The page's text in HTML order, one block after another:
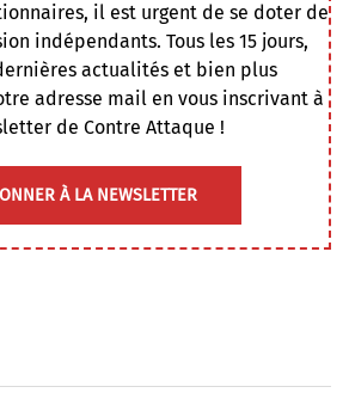
il est urgent de se doter de
indépendants. Tous les 15 jours,
actualités et bien plus
adresse mail en vous inscrivant à
de Contre Attaque !
À LA NEWSLETTER